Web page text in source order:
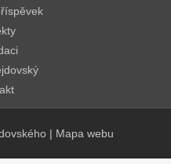
| Mapa webu